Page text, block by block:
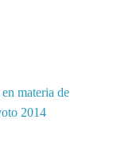
materia de
2014